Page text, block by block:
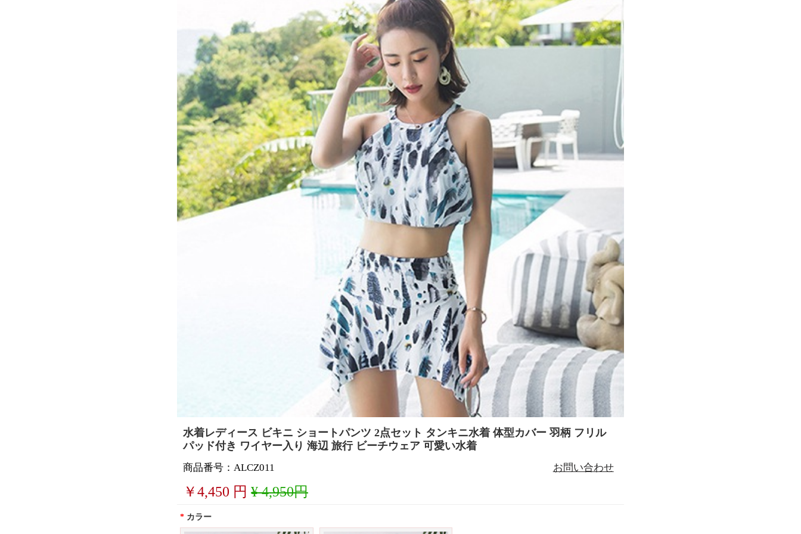
水着レディース ビキニ ショートパンツ 2点セット タンキニ水着 体型カバー 羽柄 フリル
パッド付き ワイヤー入り 海辺 旅行 ビーチウェア 可愛い水着
商品番号：ALCZ011 お問い合わせ
￥4,450 円 ¥ 4,950円
* カラー